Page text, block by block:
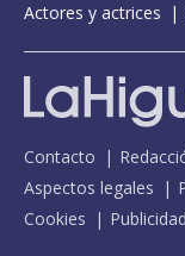
Actores y actrices
Contacto
Aspectos legales
Cookies